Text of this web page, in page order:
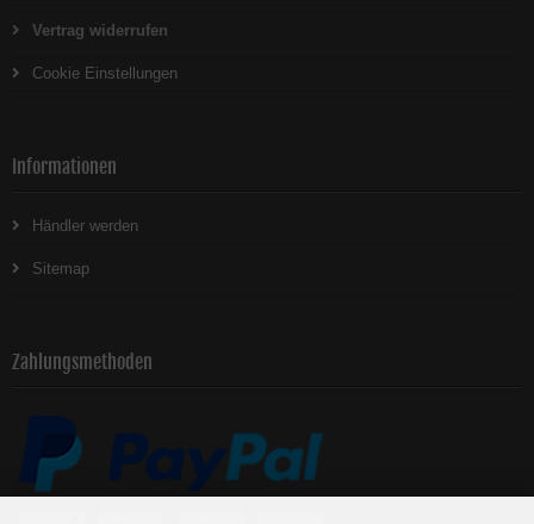
Vertrag widerrufen
Cookie Einstellungen
Informationen
Händler werden
Sitemap
Zahlungsmethoden